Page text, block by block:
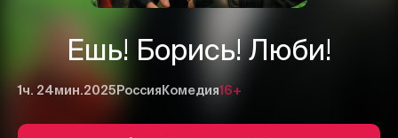
Ешь! Борись! Люби!
1ч. 24мин.2025 Россия Комедия16+